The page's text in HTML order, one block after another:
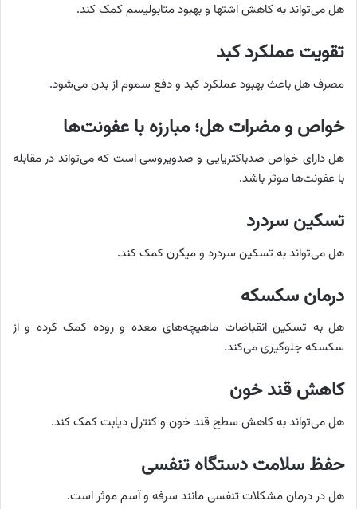
هل می‌تواند به کاهش اشتها و بهبود متابولیسم کمک کند.
تقویت عملکرد کبد
مصرف هل باعث بهبود عملکرد کبد و دفع سموم از بدن می‌شود.
خواص و مضرات هل؛ مبارزه با عفونت‌ها
هل دارای خواص ضدباکتریایی و ضدویروسی است که می‌تواند در مقابله
با عفونت‌ها موثر باشد.
تسکین سردرد
هل می‌تواند به تسکین سردرد و میگرن کمک کند.
درمان سکسکه
هل به تسکین انقباضات ماهیچه‌های معده و روده کمک کرده و از
سکسکه جلوگیری می‌کند.
کاهش قند خون
هل می‌تواند به کاهش سطح قند خون و کنترل دیابت کمک کند.
حفظ سلامت دستگاه تنفسی
هل در درمان مشکلات تنفسی مانند سرفه و آسم موثر است.